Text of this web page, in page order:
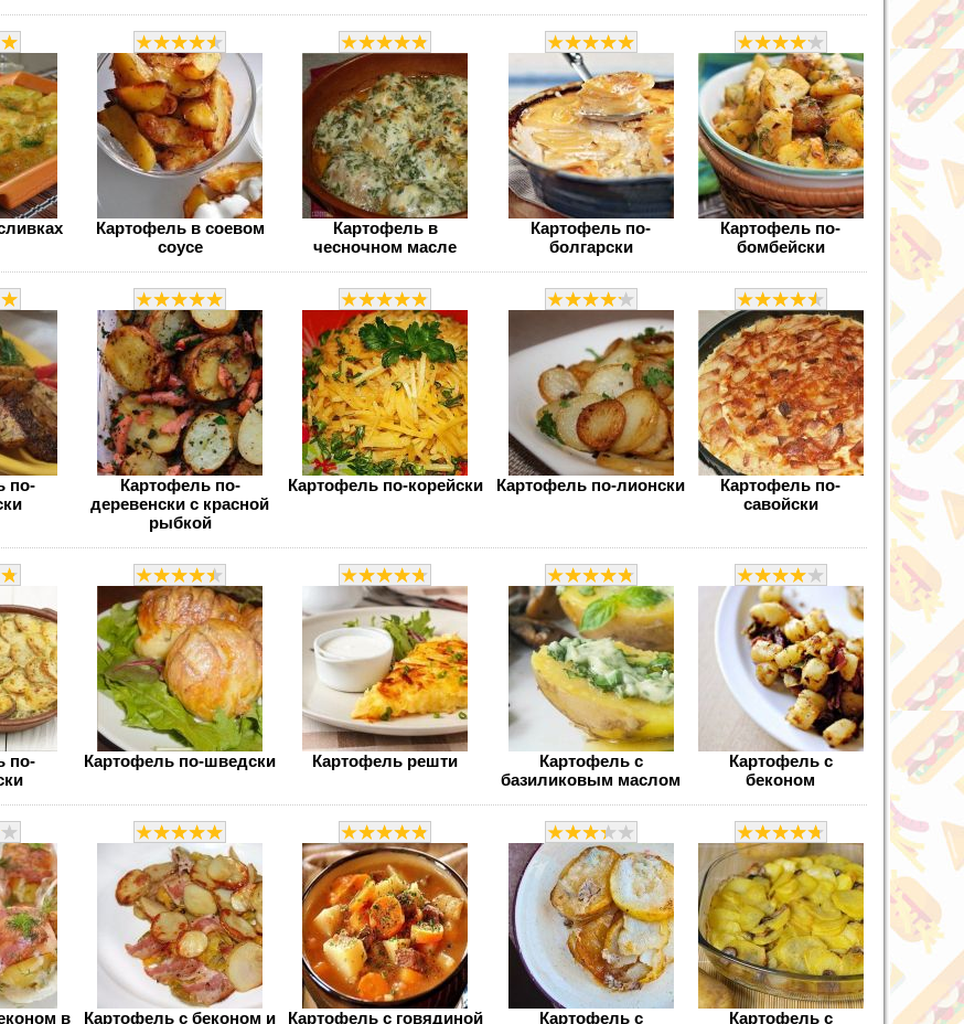
Картофель в соевом
соусе
Картофель в
чесночном масле
Картофель по-
болгарски
Картофель по-
бомбейски
по-
Картофель по-
деревенски с красной
рыбкой
Картофель по-корейски Картофель по-лионски
Картофель по-
савойски
по-
Картофель по-шведски Картофель решти
Картофель с
базиликовым маслом
Картофель с
беконом
в Картофель с беконом и Картофель с говядиной Картофель с Картофель с